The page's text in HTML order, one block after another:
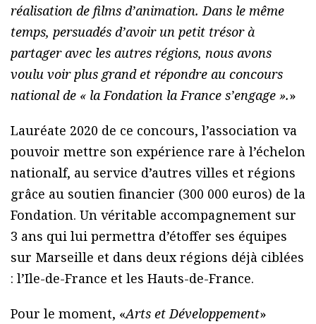
réalisation de films d’animation. Dans le même
temps, persuadés d’avoir un petit trésor à
partager avec les autres régions, nous avons
voulu voir plus grand et répondre au concours
national de « la Fondation la France s’engage ».»
Lauréate 2020 de ce concours, l’association va
pouvoir mettre son expérience rare à l’échelon
nationalf, au service d’autres villes et régions
grâce au soutien financier (300 000 euros) de la
Fondation. Un véritable accompagnement sur
3 ans qui lui permettra d’étoffer ses équipes
sur Marseille et dans deux régions déjà ciblées
: l’Ile-de-France et les Hauts-de-France.
Pour le moment, «Arts et Développement»